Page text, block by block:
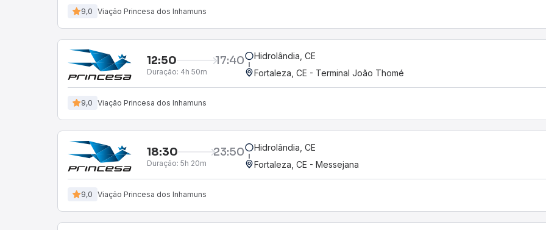
9,0 Viação Princesa dos Inhamuns
12:50 17:40
Duração: 4h 50m
Hidrolândia, CE
Fortaleza, CE - Terminal João Thomé
9,0 Viação Princesa dos Inhamuns
18:30 23:50
Duração: 5h 20m
Hidrolândia, CE
Fortaleza, CE - Messejana
9,0 Viação Princesa dos Inhamuns